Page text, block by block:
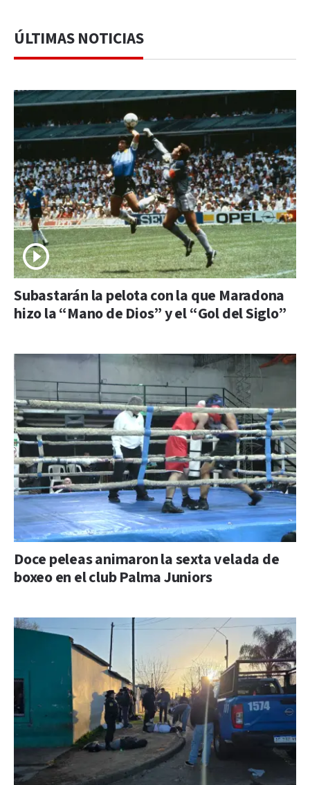
ÚLTIMAS NOTICIAS
Subastarán la pelota con la que Maradona
hizo la “Mano de Dios” y el “Gol del Siglo”
Doce peleas animaron la sexta velada de
boxeo en el club Palma Juniors